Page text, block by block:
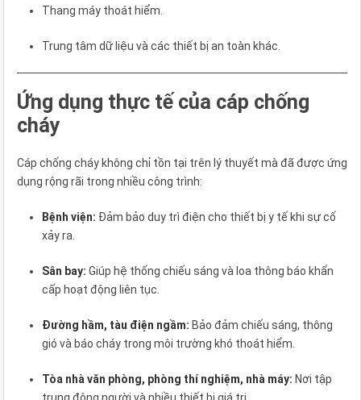
Thang máy thoát hiểm.
Trung tâm dữ liệu và các thiết bị an toàn khác.
Ứng dụng thực tế của cáp chống
cháy
Cáp chống cháy không chỉ tồn tại trên lý thuyết mà đã được ứng
dụng rộng rãi trong nhiều công trình:
Bệnh viện: Đảm bảo duy trì điện cho thiết bị y tế khi sự cố
xảy ra.
Sân bay: Giúp hệ thống chiếu sáng và loa thông báo khẩn
cấp hoạt động liên tục.
Đường hầm, tàu điện ngầm: Bảo đảm chiếu sáng, thông
gió và báo cháy trong môi trường khó thoát hiểm.
Tòa nhà văn phòng, phòng thí nghiệm, nhà máy: Nơi tập
trung đông người và nhiều thiết bị giá trị.